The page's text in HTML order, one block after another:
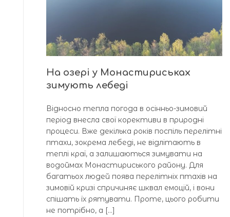
На озері у Монастириськах
зимують лебеді
Відносно тепла погода в осінньо-зимовий
період внесла свої корективи в природні
процеси. Вже декілька років поспіль перелітні
птахи, зокрема лебеді, не відлітають в
теплі краї, а залишаються зимувати на
водоймах Монастириського району. Для
багатьох людей поява перелітніх птахів на
зимовій кризі спричиняє шквал емоцій, і вони
спішать їх рятувати. Проте, цього робити
не потрібно, а […]